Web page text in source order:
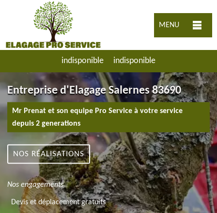
MENU
indisponible indisponible
Entreprise d'Elagage Salernes 83690
Mr Prenat et son equipe Pro Service à votre service
depuis 2 generations
NOS RÉALISATIONS
Nos engagements
Devis et déplacement gratuits